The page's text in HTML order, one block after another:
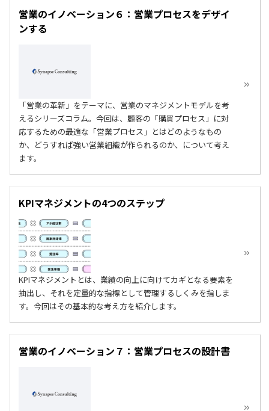
営業のイノベーション６：営業プロセスをデザイ
ンする
「営業の革新」をテーマに、営業のマネジメントモデルを考
えるシリーズコラム。今回は、顧客の「購買プロセス」に対
応するための最適な「営業プロセス」とはどのようなもの
か、どうすれば強い営業組織が作られるのか、について考え
ます。
KPIマネジメントの4つのステップ
KPIマネジメントとは、業績の向上に向けてカギとなる要素を
抽出し、それを定量的な指標として管理するしくみを指しま
す。今回はその基本的な考え方を紹介します。
営業のイノベーション７：営業プロセスの設計書